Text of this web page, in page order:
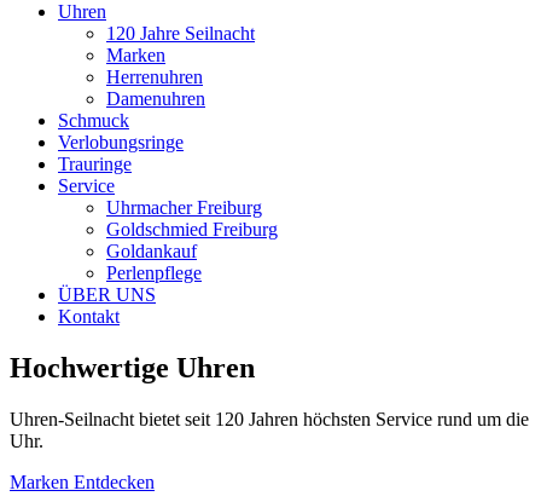
Uhren
120 Jahre Seilnacht
Marken
Herrenuhren
Damenuhren
Schmuck
Verlobungsringe
Trauringe
Service
Uhrmacher Freiburg
Goldschmied Freiburg
Goldankauf
Perlenpflege
ÜBER UNS
Kontakt
Hochwertige Uhren
Uhren-Seilnacht bietet seit 120 Jahren höchsten Service rund um die
Uhr.
Marken Entdecken